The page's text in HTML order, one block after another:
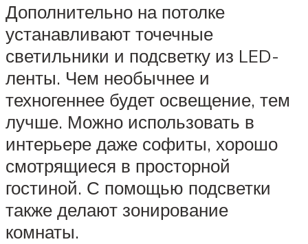
Дополнительно на потолке
устанавливают точечные
светильники и подсветку из LED-
ленты. Чем необычнее и
техногеннее будет освещение, тем
лучше. Можно использовать в
интерьере даже софиты, хорошо
смотрящиеся в просторной
гостиной. С помощью подсветки
также делают зонирование
комнаты.